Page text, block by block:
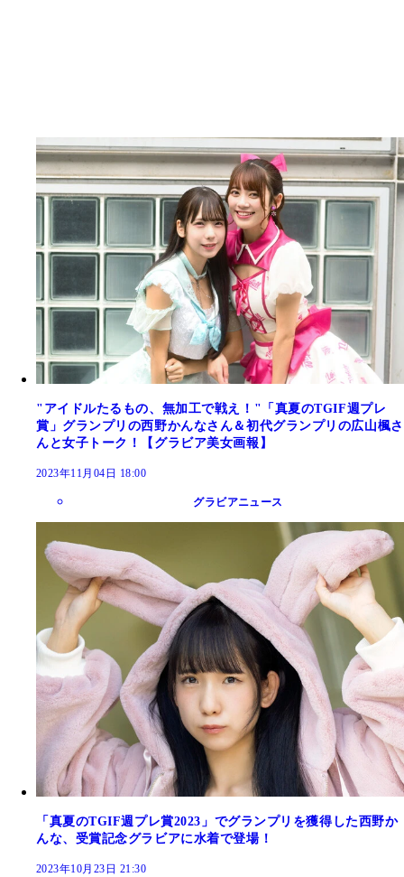
"アイドルたるもの、無加工で戦え！"「真夏のTGIF週プレ
賞」グランプリの西野かんなさん＆初代グランプリの広山楓さ
んと女子トーク！【グラビア美女画報】
2023年11月04日 18:00
グラビアニュース
「真夏のTGIF週プレ賞2023」でグランプリを獲得した西野か
んな、受賞記念グラビアに水着で登場！
2023年10月23日 21:30